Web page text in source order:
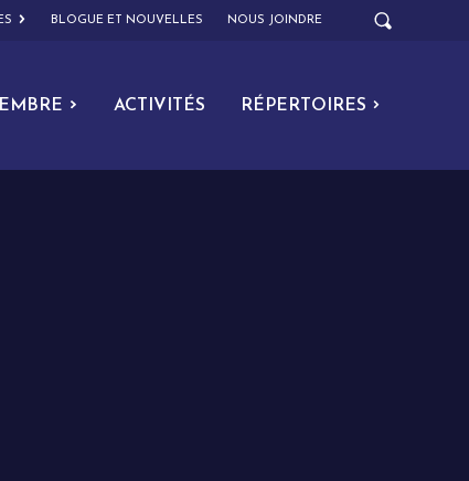
BLOGUE ET NOUVELLES NOUS JOINDRE
ACTIVITÉS RÉPERTOIRES